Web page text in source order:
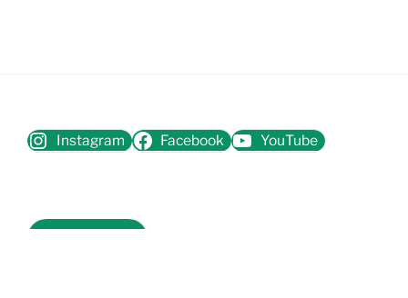
Instagram Facebook YouTube